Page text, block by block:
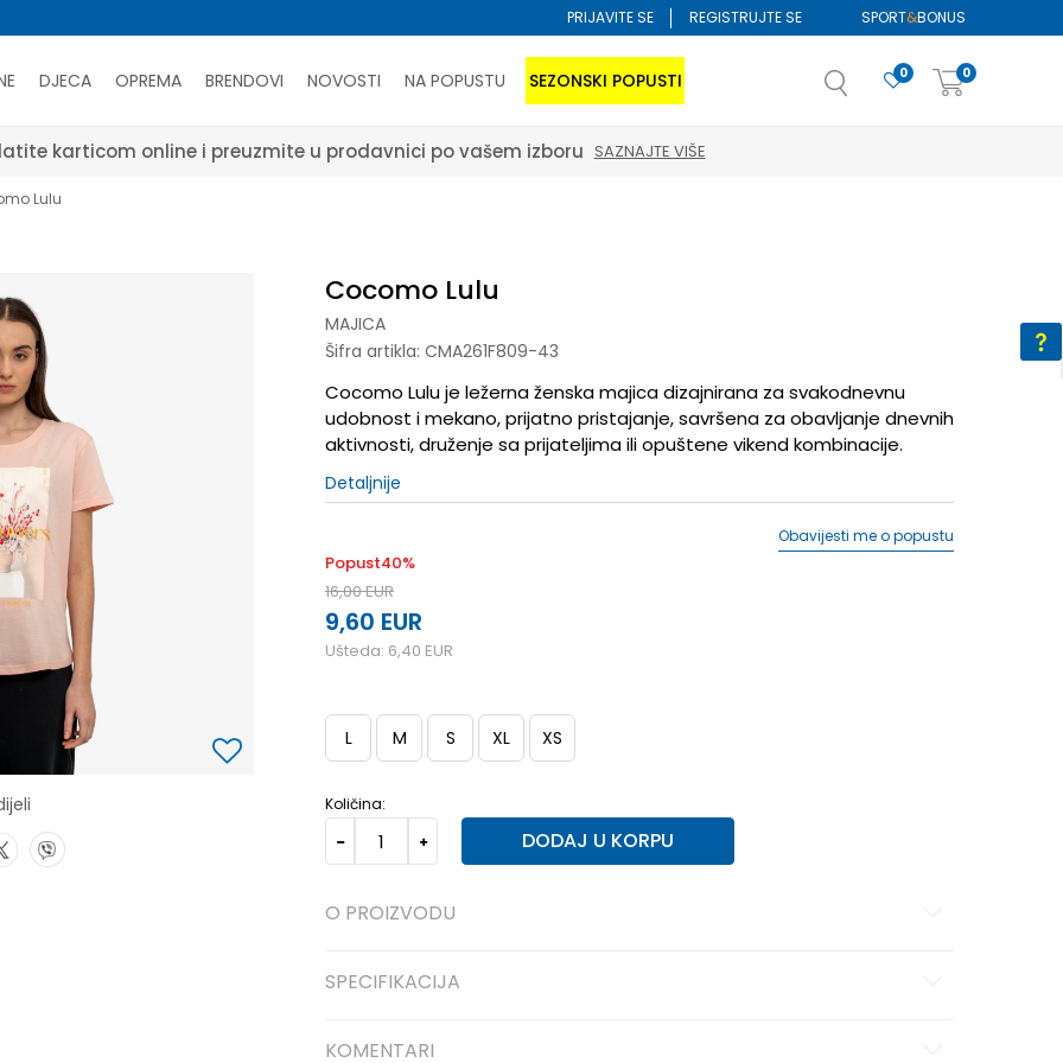
SPORT&BONUS
PRIJAVITE SE REGISTRUJTE SE
DJECA OPREMA BRENDOVI NOVOSTI NA POPUSTU SEZONSKI POPUSTI 0
0
Platite karticom online i preuzmite u prodavnici po vašem izboru SAZNAJTE VIŠE
Lulu
Cocomo Lulu
MAJICA
Šifra artikla: CMA261F809-43
Cocomo Lulu je ležerna ženska majica dizajnirana za svakodnevnu
udobnost i mekano, prijatno pristajanje, savršena za obavljanje dnevnih
aktivnosti, druženje sa prijateljima ili opuštene vikend kombinacije.
Detaljnije
Popust40%
16,00EUR
9,60 EUR
Ušteda: 6,40 EUR
Obavijesti me o popustu
L M S XL XS
Količina:
DODAJ U KORPU
O PROIZVODU
SPECIFIKACIJA
KOMENTARI